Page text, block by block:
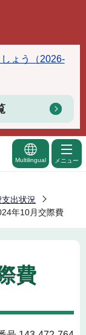
ょう（2026-
Multilingual メニュー
出状況
年10月交際費
費